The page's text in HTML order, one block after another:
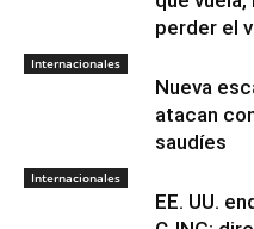
perder el
Internacionales
Nueva
atacan
saudíes
Internacionales
EE. UU.